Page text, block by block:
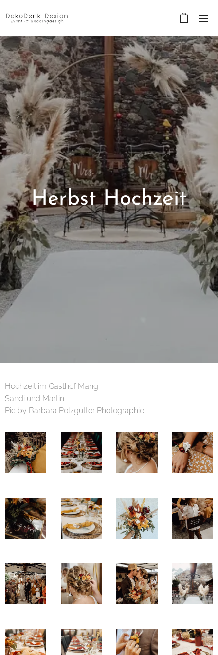
Herbst Hochzeit
Hochzeit im Gasthof Mang
Sandi und Martin
Pic by Barbara Pölzgutter Photographie